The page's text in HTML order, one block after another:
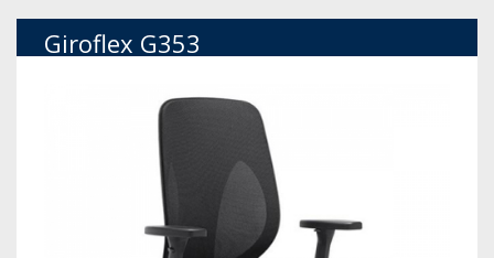
Giroflex G353